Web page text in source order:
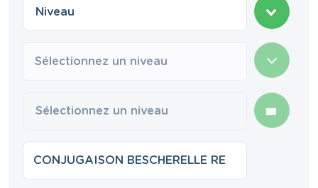
Sélectionnez un niveau